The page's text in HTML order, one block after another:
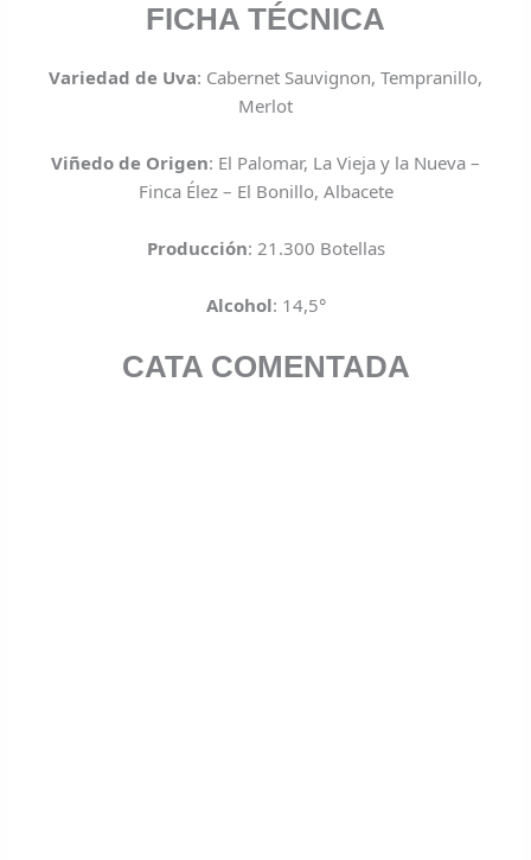
FICHA TÉCNICA
Variedad de Uva: Cabernet Sauvignon, Tempranillo,
Merlot
Viñedo de Origen: El Palomar, La Vieja y la Nueva –
Finca Élez – El Bonillo, Albacete
Producción: 21.300 Botellas
Alcohol: 14,5°
CATA COMENTADA